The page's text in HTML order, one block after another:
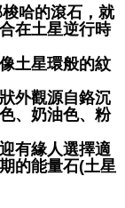
哈的滾石，就
在土星逆行時
土星環般的紋
外觀源自鉻沉
、奶油色、粉
有緣人選擇適
的能量石(土星